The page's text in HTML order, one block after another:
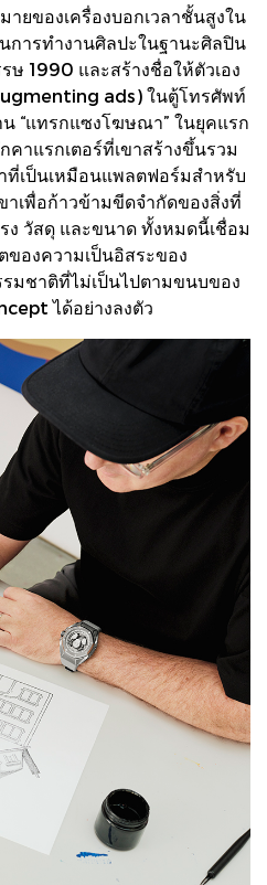
ยของเครื่องบอกเวลาชั้นสูงใน
การทํางานศิลปะในฐานะศิลปิน
ษ 1990 และสร้างชื่อให้ตัวเอง
ads) ในตู้โทรศัพท์
“แทรกแซงโฆษณา” ในยุคแรก
คาแรกเตอร์ที่เขาสร้างขึ้นรวม
ที่เป็นเหมือนแพลตฟอร์มสําหรับ
าเพื่อก้าวข้ามขีดจํากัดของสิ่งที่
ง วัสดุ และขนาด ทั้งหมดนี้เชื่อม
ของความเป็นอิสระของ
มชาติที่ไม่เป็นไปตามขนบของ
ได้อย่างลงตัว